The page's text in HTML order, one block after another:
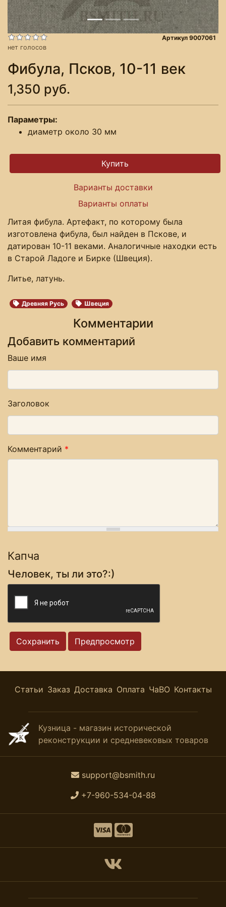
нет голосов
Артикул 9007061
Фибула, Псков, 10-11 век
1,350 руб.
Параметры:
диаметр около 30 мм
Варианты доставки
Варианты оплаты
Литая фибула. Артефакт, по которому была
изготовлена фибула, был найден в Пскове, и
датирован 10-11 веками. Аналогичные находки есть
в Старой Ладоге и Бирке (Швеция).
Литье, латунь.
Древняя Русь Швеция
Комментарии
Добавить комментарий
Ваше имя
Заголовок
Комментарий *
Капча
Человек, ты ли это?:)
Статьи Заказ Доставка Оплата ЧаВО Контакты
Кузница - магазин исторической
реконструкции и средневековых товаров
support@bsmith.ru
+7-960-534-04-88